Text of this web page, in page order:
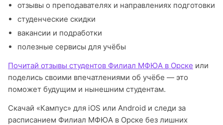
отзывы о преподавателях и направлениях подготовки
студенческие скидки
вакансии и подработки
полезные сервисы для учёбы
Почитай отзывы студентов Филиал МФЮА в Орске или
поделись своими впечатлениями об учёбе — это
поможет будущим и нынешним студентам.
Скачай «Кампус» для iOS или Android и следи за
расписанием Филиал МФЮА в Орске без лишних